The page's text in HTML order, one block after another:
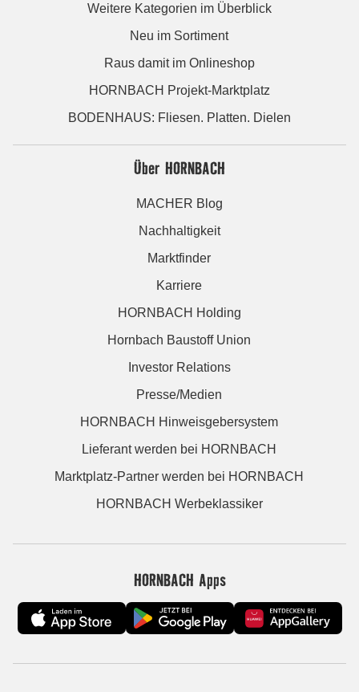
Weitere Kategorien im Überblick
Neu im Sortiment
Raus damit im Onlineshop
HORNBACH Projekt-Marktplatz
BODENHAUS: Fliesen. Platten. Dielen
Über HORNBACH
MACHER Blog
Nachhaltigkeit
Marktfinder
Karriere
HORNBACH Holding
Hornbach Baustoff Union
Investor Relations
Presse/Medien
HORNBACH Hinweisgebersystem
Lieferant werden bei HORNBACH
Marktplatz-Partner werden bei HORNBACH
HORNBACH Werbeklassiker
HORNBACH Apps